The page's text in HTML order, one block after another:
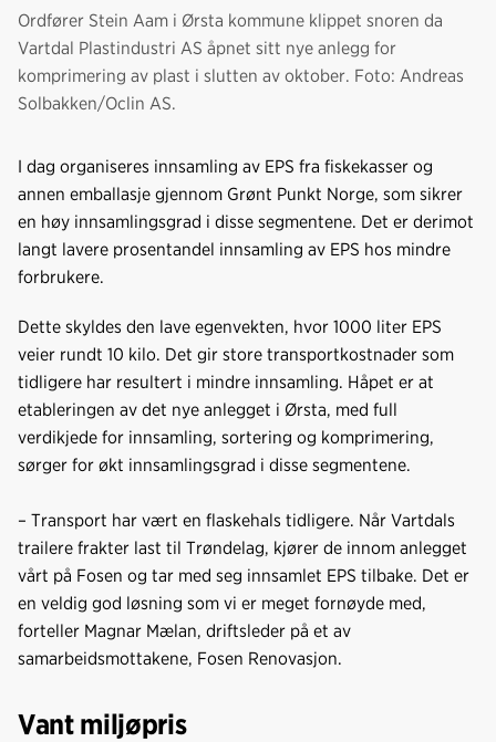
Ordfører Stein Aam i Ørsta kommune klippet snoren da
Vartdal Plastindustri AS åpnet sitt nye anlegg for
komprimering av plast i slutten av oktober. Foto: Andreas
Solbakken/Oclin AS.
I dag organiseres innsamling av EPS fra fiskekasser og
annen emballasje gjennom Grønt Punkt Norge, som sikrer
en høy innsamlingsgrad i disse segmentene. Det er derimot
langt lavere prosentandel innsamling av EPS hos mindre
forbrukere.
Dette skyldes den lave egenvekten, hvor 1000 liter EPS
veier rundt 10 kilo. Det gir store transportkostnader som
tidligere har resultert i mindre innsamling. Håpet er at
etableringen av det nye anlegget i Ørsta, med full
verdikjede for innsamling, sortering og komprimering,
sørger for økt innsamlingsgrad i disse segmentene.
– Transport har vært en flaskehals tidligere. Når Vartdals
trailere frakter last til Trøndelag, kjører de innom anlegget
vårt på Fosen og tar med seg innsamlet EPS tilbake. Det er
en veldig god løsning som vi er meget fornøyde med,
forteller Magnar Mælan, driftsleder på et av
samarbeidsmottakene, Fosen Renovasjon.
Vant miljøpris